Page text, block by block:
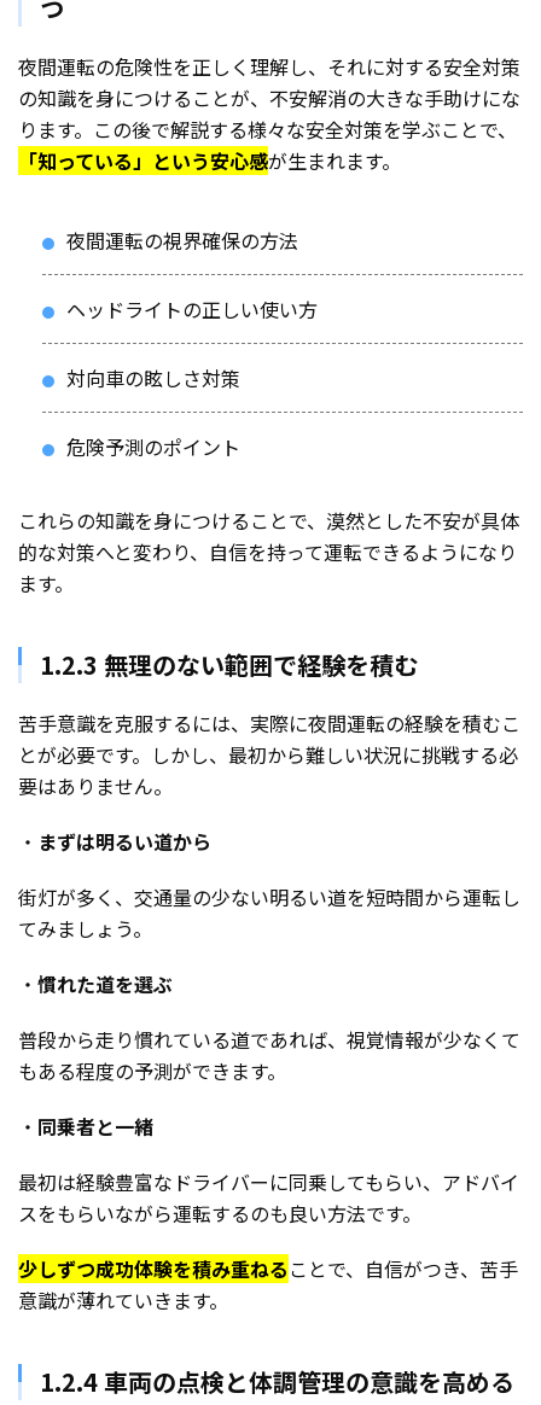
つ
夜間運転の危険性を正しく理解し、それに対する安全対策
の知識を身につけることが、不安解消の大きな手助けにな
ります。この後で解説する様々な安全対策を学ぶことで、
「知っている」という安心感が生まれます。
夜間運転の視界確保の方法
ヘッドライトの正しい使い方
対向車の眩しさ対策
危険予測のポイント
これらの知識を身につけることで、漠然とした不安が具体
的な対策へと変わり、自信を持って運転できるようになり
ます。
1.2.3 無理のない範囲で経験を積む
苦手意識を克服するには、実際に夜間運転の経験を積むこ
とが必要です。しかし、最初から難しい状況に挑戦する必
要はありません。
・ まずは明るい道から
街灯が多く、交通量の少ない明るい道を短時間から運転し
てみましょう。
・ 慣れた道を選ぶ
普段から走り慣れている道であれば、視覚情報が少なくて
もある程度の予測ができます。
・ 同乗者と一緒
最初は経験豊富なドライバーに同乗してもらい、アドバイ
スをもらいながら運転するのも良い方法です。
少しずつ成功体験を積み重ねることで、自信がつき、苦手
意識が薄れていきます。
1.2.4 車両の点検と体調管理の意識を高める